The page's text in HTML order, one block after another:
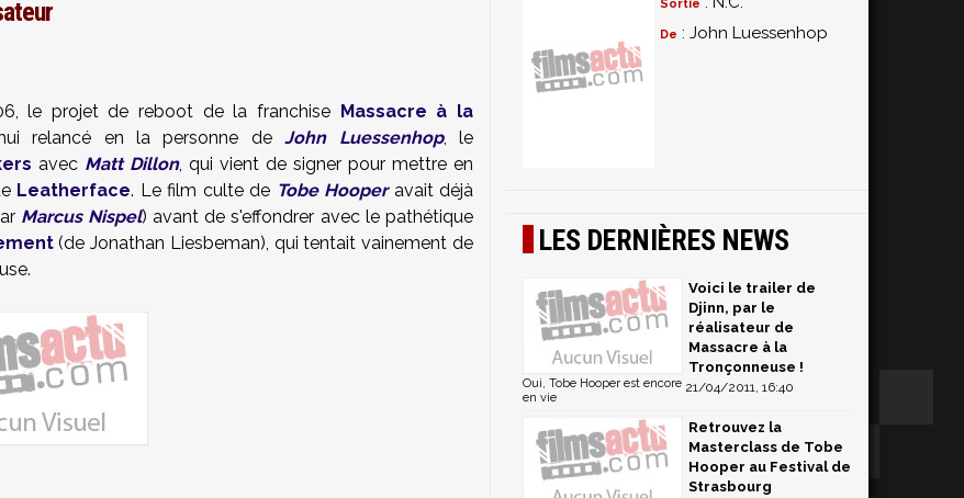
le projet de reboot de la franchise Massacre à la
relancé en la personne deJohn Luessenhop, le
avec Matt Dillon, qui vient de signer pour mettre en
Leatherface. Le film culte de Tobe Hooperavait déjà
Marcus Nispel) avant de s'effondrer avec le pathétique
(de Jonathan Liesbeman), qui tentait vainement de
Sortie
De : John Luessenhop
LES DERNIÈRES NEWS
Voici le trailer de
Djinn, par le
réalisateur de
Massacre à la
Tronçonneuse !
21/04/2011, 16:40
Oui, Tobe Hooper est encore
en vie
Retrouvez la
Masterclass de Tobe
Hooper au Festival de
Strasbourg